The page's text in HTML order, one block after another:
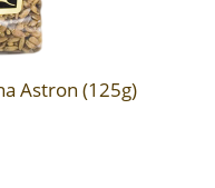
Astron (125g)